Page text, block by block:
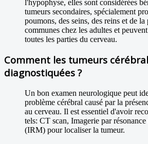
l'hypophyse, elles sont considérées
tumeurs secondaires, spécialement
poumons, des seins, des reins et de la
communes chez les adultes et
toutes les parties du cerveau.
Comment les tumeurs
diagnostiquées ?
Un bon examen neurologique peut
problème cérébral causé par la
au cerveau. Il est essentiel d'avoir
tels: CT scan, Imagerie par
(IRM) pour localiser la tumeur.